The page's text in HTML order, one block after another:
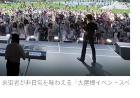
街者が非日常を味わえる「大屋根イベントスペ